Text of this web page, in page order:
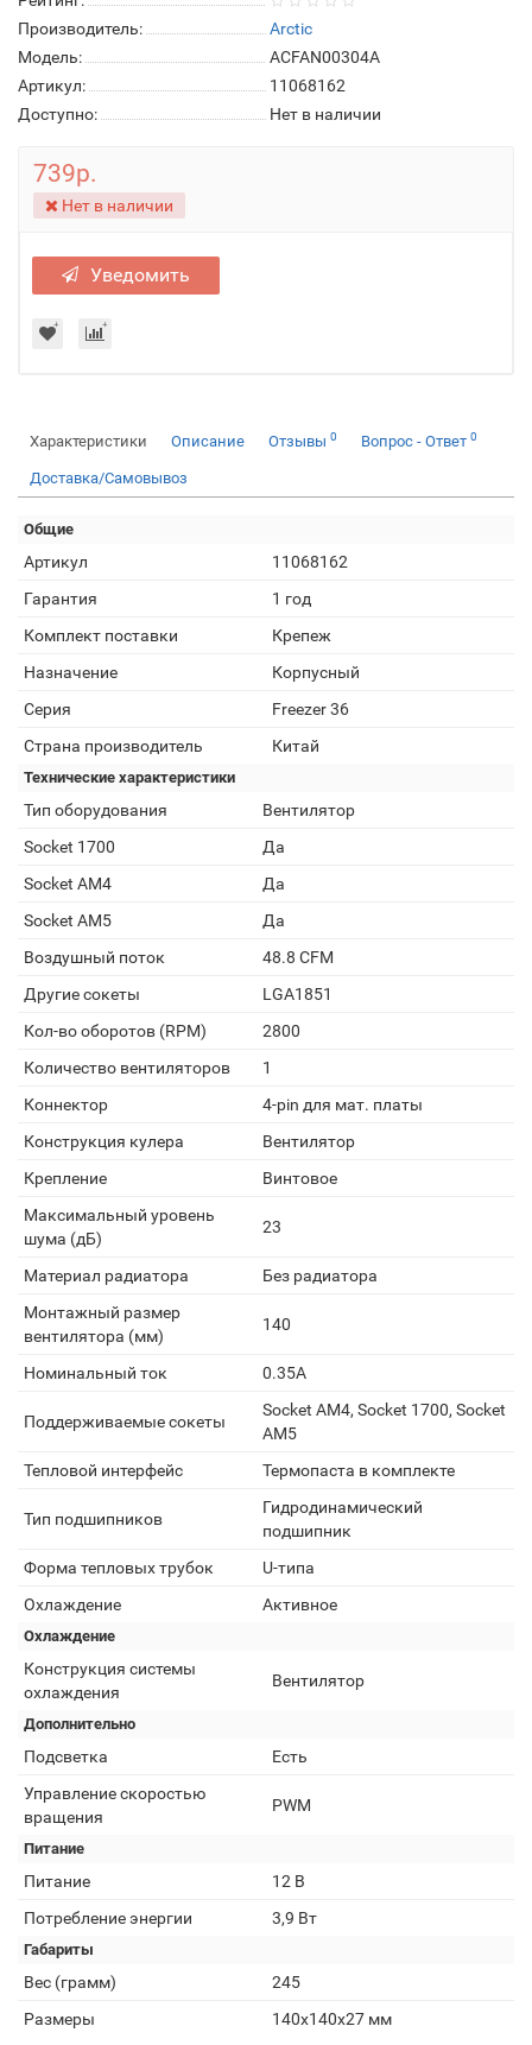
Производитель:
Arctic
Модель:
ACFAN00304A
Артикул:
11068162
Доступно:
Нет в наличии
739р.
Нет в наличии
Уведомить
Характеристики Описание Отзывы 0 Вопрос - Ответ 0
Доставка/Самовывоз
Общие
Артикул
11068162
Гарантия
1 год
Комплект поставки
Крепеж
Назначение
Корпусный
Серия
Freezer 36
Страна производитель
Китай
Технические характеристики
Тип оборудования
Вентилятор
Socket 1700
Да
Socket AM4
Да
Socket AM5
Да
Воздушный поток
48.8 CFM
Другие сокеты
LGA1851
Кол-во оборотов (RPM)
2800
Количество вентиляторов
1
Коннектор
4-pin для мат. платы
Конструкция кулера
Вентилятор
Крепление
Винтовое
Максимальный уровень
шума (дБ)
23
Материал радиатора
Без радиатора
Монтажный размер
вентилятора (мм)
140
Номинальный ток 0.35А
Поддерживаемые сокеты
Socket AM4, Socket 1700, Socket
AM5
Тепловой интерфейс
Термопаста в комплекте
Тип подшипников
Гидродинамический
подшипник
Форма тепловых трубок
U-типа
Охлаждение
Активное
Охлаждение
Конструкция системы
охлаждения
Вентилятор
Дополнительно
Подсветка
Есть
Управление скоростью
вращения
PWM
Питание
Питание
12 В
Потребление энергии
3,9 Вт
Габариты
Вес (грамм)
245
Размеры
140х140х27 мм